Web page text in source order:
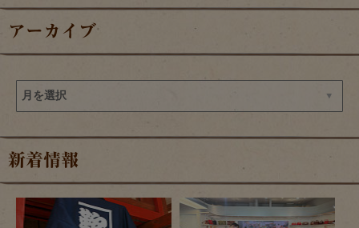
アーカイブ
新着情報